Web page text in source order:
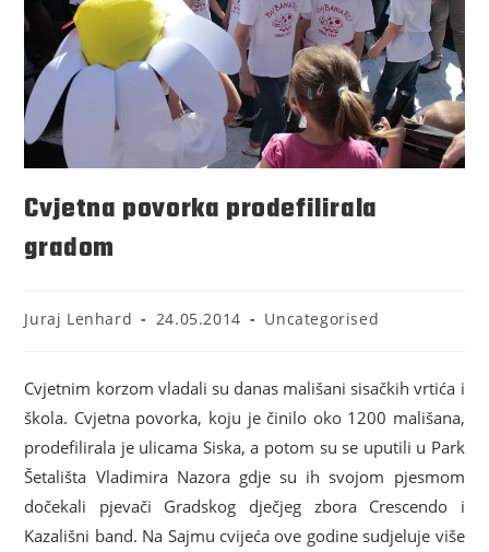
Cvjetna povorka prodefilirala
gradom
Juraj Lenhard 24.05.2014 Uncategorised
Cvjetnim korzom vladali su danas mališani sisačkih vrtića i
škola. Cvjetna povorka, koju je činilo oko 1200 mališana,
prodefilirala je ulicama Siska, a potom su se uputili u Park
Šetališta Vladimira Nazora gdje su ih svojom pjesmom
dočekali pjevači Gradskog dječjeg zbora Crescendo i
Kazališni band. Na Sajmu cvijeća ove godine sudjeluje više